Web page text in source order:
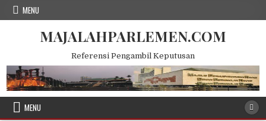
Skip
MENU
MAJALAHPARLEMEN.COM
Referensi Pengambil Keputusan
MENU